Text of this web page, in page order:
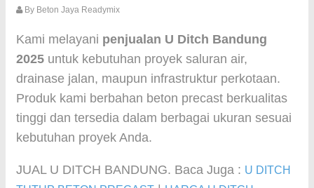
By Beton Jaya Readymix
Kami melayani penjualan U Ditch Bandung
2025 untuk kebutuhan proyek saluran air,
drainase jalan, maupun infrastruktur perkotaan.
Produk kami berbahan beton precast berkualitas
tinggi dan tersedia dalam berbagai ukuran sesuai
kebutuhan proyek Anda.
JUAL U DITCH BANDUNG. Baca Juga : U DITCH